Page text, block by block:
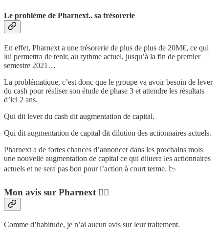
Le problème de Pharnext.. sa trésorerie
En effet, Pharnext a une trésorerie de plus de plus de 20M€, ce qui
lui permettra de tenir, au rythme actuel, jusqu’à la fin de premier
semestre 2021…
La problématique, c’est donc que le groupe va avoir besoin de lever
du cash pour réaliser son étude de phase 3 et attendre les résultats
d’ici 2 ans.
Qui dit lever du cash dit augmentation de capital.
Qui dit augmentation de capital dit dilution des actionnaires actuels.
Pharnext a de fortes chances d’annoncer dans les prochains mois
une nouvelle augmentation de capital ce qui diluera les actionnaires
actuels et ne sera pas bon pour l’action à court terme. 📉
Mon avis sur Pharnext 👨‍⚖️
Comme d’habitude, je n’ai aucun avis sur leur traitement.